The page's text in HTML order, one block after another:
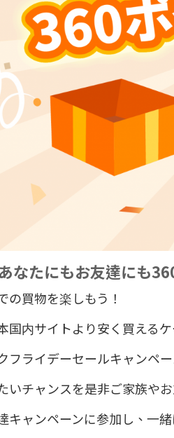
なたにもお友達にも
の買物を楽しもう！
国内サイトより安く買えるケ
フライデーセールキャンペ
いチャンスを是非ご家族や
キャンペーンに参加し、一